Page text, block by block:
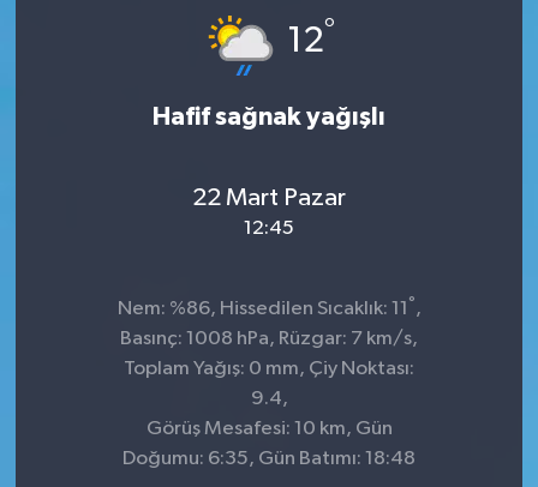
12°
Hafif sağnak yağışlı
22 Mart Pazar
12:45
Nem: %86, Hissedilen Sıcaklık: 11 ° ,
Basınç: 1008 hPa, Rüzgar: 7 km/s,
Toplam Yağış: 0 mm, Çiy Noktası:
9.4,
Görüş Mesafesi: 10 km, Gün
Doğumu: 6:35, Gün Batımı: 18:48